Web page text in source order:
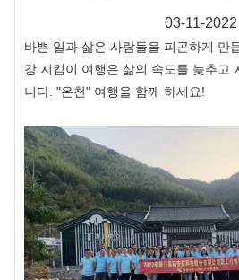
03-11-2022
바쁜 일과 삶은 사람들을 피곤하게 만
강 지킴이 여행은 삶의 속도를 늦추고
니다. "온천" 여행을 함께 하세요!